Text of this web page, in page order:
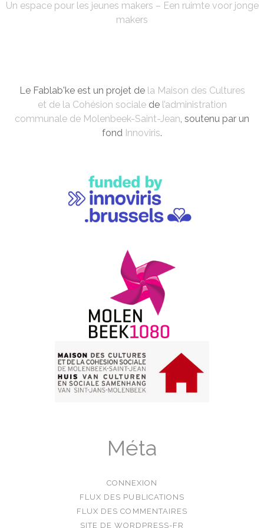
Un espace pour les jeunes makers – Een ruimte voor jonge
makers
Le Fablab'ke est un projet de la Maison des Cultures
et de la Cohésion socialede l’administration
communale de Molenbeek-Saint-Jean , soutenu par un
fond Innoviris.
Méta
CONNEXION
FLUX DES PUBLICATIONS
FLUX DES COMMENTAIRES
SITE DE WORDPRESS-FR